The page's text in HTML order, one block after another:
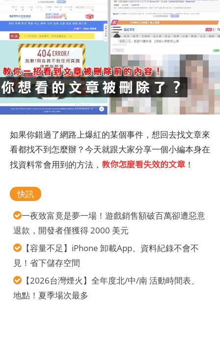
如果你錯過了網路上爆紅的某個事件，想回去找文章來
看都找不到怎麼辦？今天就跟大家分享一個小編本身在
找資料常會用到的方法， 教你怎麼看失效的文章 ！
快訊
一夜致富竟是夢一場！遊戲銷售額破百萬卻遭惡意
退款，開發者僅獲得 2000 美元
【容量不足】iPhone 卸載App、資料紀錄不會不
見！省下儲存空間
【2026台灣煙火】全年度北/中/南 活動時間表、
地點！夏季場次最多